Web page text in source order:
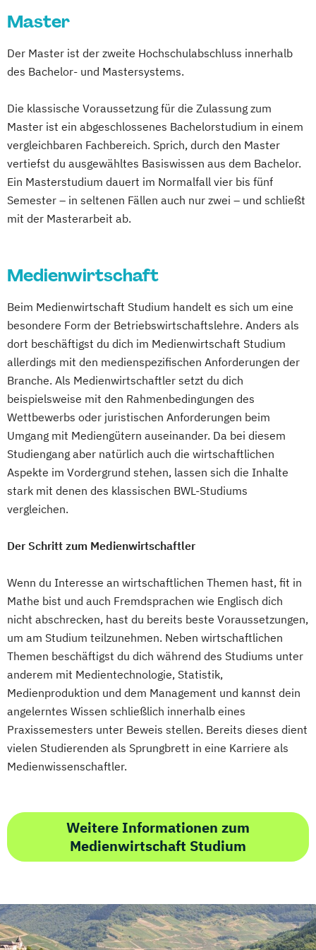
Konservierung und Restaurierung von
Markt- und Medienforschung
Medieninformatik
Medientechnologie
Online-Redakteur
Produktdesign und Prozessentwicklung
Master
Der Master ist der zweite Hochschulabschluss innerhalb
des Bachelor- und Mastersystems.
Die klassische Voraussetzung für die Zulassung zum
Master ist ein abgeschlossenes Bachelorstudium in einem
vergleichbaren Fachbereich. Sprich, durch den Master
vertiefst du ausgewähltes Basiswissen aus dem Bachelor.
Ein Masterstudium dauert im Normalfall vier bis fünf
Semester – in seltenen Fällen auch nur zwei – und schließt
mit der Masterarbeit ab.
Medienwirtschaft
Beim Medienwirtschaft Studium handelt es sich um eine
besondere Form der Betriebswirtschaftslehre. Anders als
dort beschäftigst du dich im Medienwirtschaft Studium
allerdings mit den medienspezifischen Anforderungen der
Branche. Als Medienwirtschaftler setzt du dich
beispielsweise mit den Rahmenbedingungen des
Wettbewerbs oder juristischen Anforderungen beim
Umgang mit Mediengütern auseinander. Da bei diesem
Studiengang aber natürlich auch die wirtschaftlichen
Aspekte im Vordergrund stehen, lassen sich die Inhalte
stark mit denen des klassischen BWL-Studiums
vergleichen.
Der Schritt zum Medienwirtschaftler
Wenn du Interesse an wirtschaftlichen Themen hast, fit in
Mathe bist und auch Fremdsprachen wie Englisch dich
nicht abschrecken, hast du bereits beste Voraussetzungen,
um am Studium teilzunehmen. Neben wirtschaftlichen
Themen beschäftigst du dich während des Studiums unter
anderem mit Medientechnologie, Statistik,
Medienproduktion und dem Management und kannst dein
angelerntes Wissen schließlich innerhalb eines
Praxissemesters unter Beweis stellen. Bereits dieses dient
vielen Studierenden als Sprungbrett in eine Karriere als
Medienwissenschaftler.
Weitere Informationen zum
Medienwirtschaft Studium